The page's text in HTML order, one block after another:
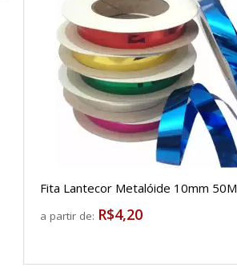
Fita Lantecor Metalóide 10mm 50M
a partir de: R$4,20